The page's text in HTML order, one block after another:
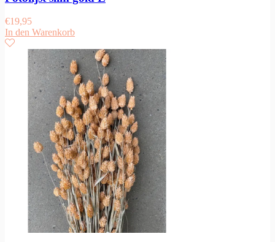
€19,95
In den Warenkorb